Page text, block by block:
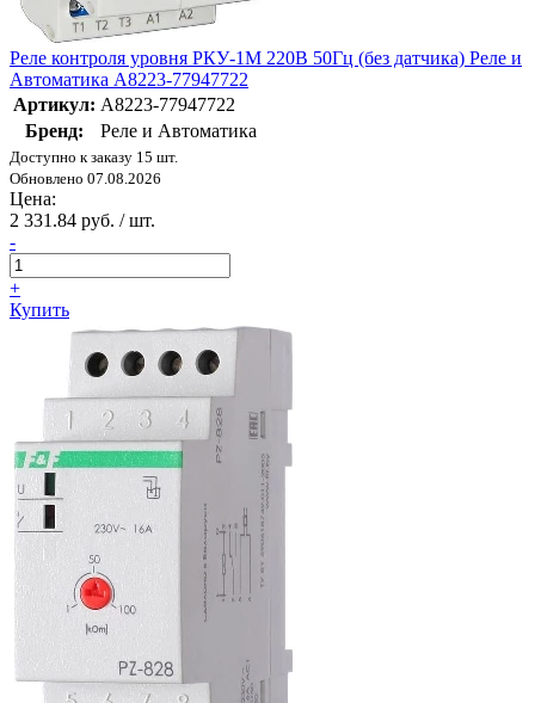
Реле контроля уровня РКУ-1М 220В 50Гц (без датчика) Реле и
Автоматика A8223-77947722
Артикул: A8223-77947722
Бренд:
Реле и Автоматика
Доступно к заказу 15 шт.
Обновлено 07.08.2026
Цена:
2 331.84 руб. / шт.
-
+
Купить